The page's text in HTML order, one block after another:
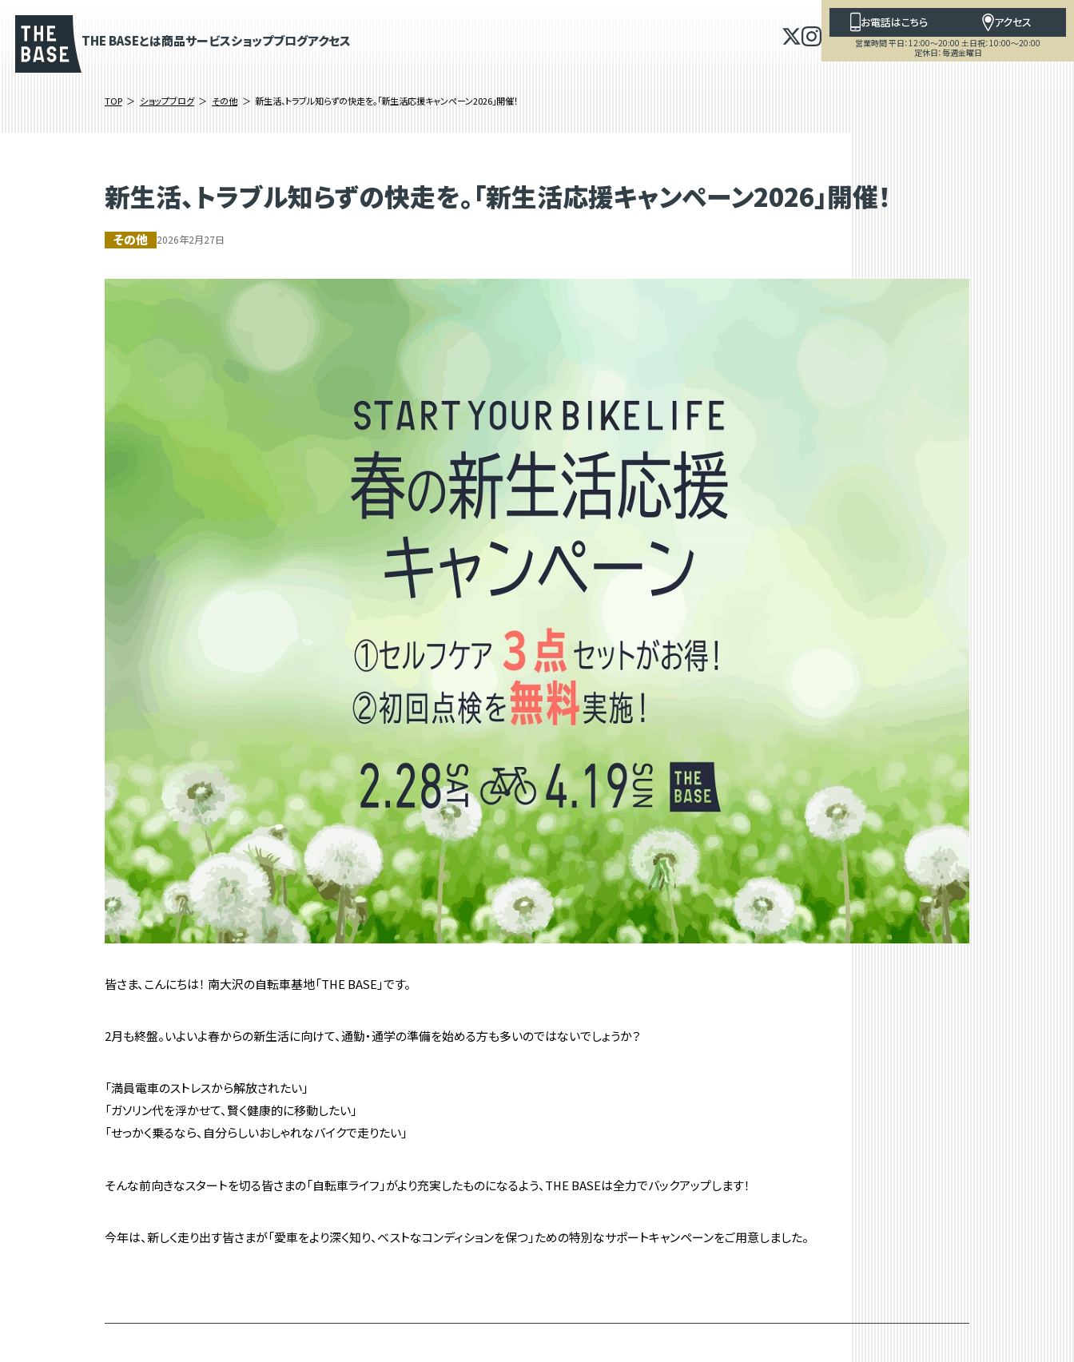
THE BASEとは商品サービスショップブログアクセス
お電話はこちら アクセス
営業時間 平日：12:00～20:00 土日祝：10:00～20:00
定休日：毎週金曜日
TOP ショップブログ その他 新生活、トラブル知らずの快走を。「新生活応援キャンペーン2026」開催！
新生活、トラブル知らずの快走を。「新生活応援キャンペーン2026」開催！
その他 2026年2月27日
皆さま、こんにちは！ 南大沢の自転車基地「THE BASE」です。
2月も終盤。いよいよ春からの新生活に向けて、通勤・通学の準備を始める方も多いのではないでしょうか？
「満員電車のストレスから解放されたい」
「ガソリン代を浮かせて、賢く健康的に移動したい」
「せっかく乗るなら、自分らしいおしゃれなバイクで走りたい」
そんな前向きなスタートを切る皆さまの「自転車ライフ」がより充実したものになるよう、THE BASEは全力でバックアップします！
今年は、新しく走り出す皆さまが「愛車をより深く知り、ベストなコンディションを保つ」ための特別なサポートキャンペーンをご用意しました。